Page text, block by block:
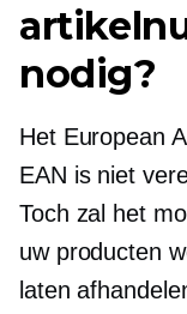
nodig?
Het European
EAN is niet
Toch zal het
uw producten
laten